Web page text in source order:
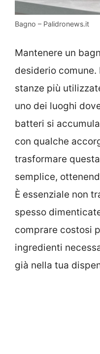
Bagno – Palidronews.it
Mantenere un
desiderio comune.
stanze più
uno dei luoghi
batteri si
con qualche
trasformare
semplice,
È essenziale non
spesso
comprare costosi
ingredienti
già nella tua